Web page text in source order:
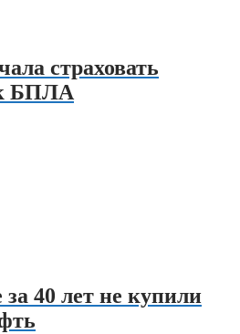
страховать
БПЛА
40 лет не купили